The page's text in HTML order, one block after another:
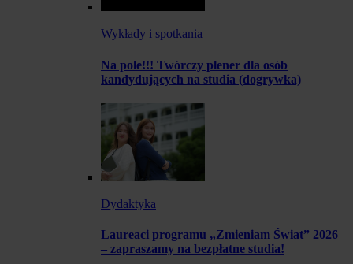
Wykłady i spotkania
Na pole!!! Twórczy plener dla osób
kandydujących na studia (dogrywka)
Dydaktyka
Laureaci programu „Zmieniam Świat” 2026
– zapraszamy na bezpłatne studia!